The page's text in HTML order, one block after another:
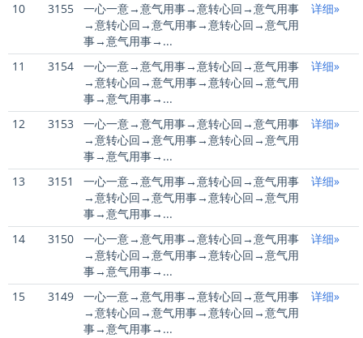
10 3155
一心一意→意气用事→意转心回→意气用事
→意转心回→意气用事→意转心回→意气用
事→意气用事→...
详细»
11 3154
一心一意→意气用事→意转心回→意气用事
→意转心回→意气用事→意转心回→意气用
事→意气用事→...
详细»
12 3153
一心一意→意气用事→意转心回→意气用事
→意转心回→意气用事→意转心回→意气用
事→意气用事→...
详细»
13 3151
一心一意→意气用事→意转心回→意气用事
→意转心回→意气用事→意转心回→意气用
事→意气用事→...
详细»
14 3150
一心一意→意气用事→意转心回→意气用事
→意转心回→意气用事→意转心回→意气用
事→意气用事→...
详细»
15 3149
一心一意→意气用事→意转心回→意气用事
→意转心回→意气用事→意转心回→意气用
事→意气用事→...
详细»